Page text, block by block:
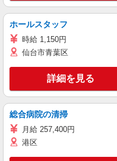
ホールスタッフ
時給 1,150円
仙台市青葉区
詳細を見る
総合病院の清掃
月給 257,400円
港区